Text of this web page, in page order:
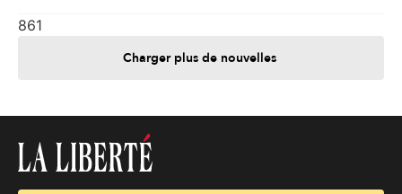
861
Charger plus de nouvelles